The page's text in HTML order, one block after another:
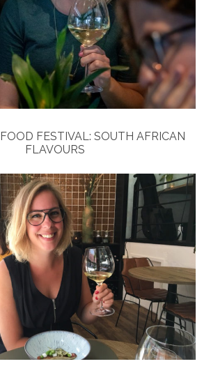
FESTIVAL: SOUTH AFRICAN
FLAVOURS